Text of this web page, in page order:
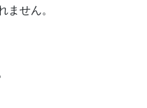
ません。